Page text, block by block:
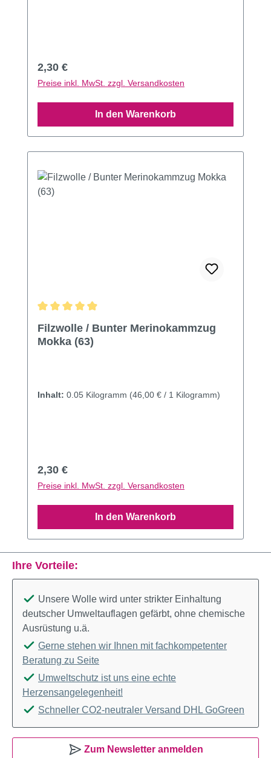
Regulärer Preis:
2,30 €
Preise inkl. MwSt. zzgl. Versandkosten
In den Warenkorb
Filzwolle / Bunter Merinokammzug
Mokka (63)
Inhalt: 0.05 Kilogramm (46,00 € / 1 Kilogramm)
Regulärer Preis:
2,30 €
Preise inkl. MwSt. zzgl. Versandkosten
In den Warenkorb
Ihre Vorteile:
Unsere Wolle wird unter strikter Einhaltung
deutscher Umweltauflagen gefärbt, ohne chemische
Ausrüstung u.ä.
Gerne stehen wir Ihnen mit fachkompetenter
Beratung zu Seite
Umweltschutz ist uns eine echte
Herzensangelegenheit!
Schneller CO2-neutraler Versand DHL GoGreen
Zum Newsletter anmelden